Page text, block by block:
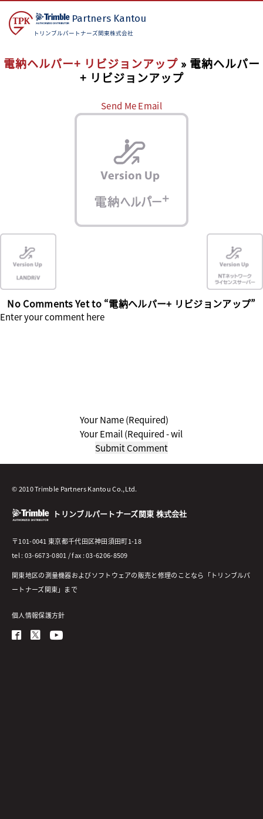
Partners Kantou
トリンブルパートナーズ関東株式会社
電納ヘルパー+ リビジョンアップ» 電納ヘルパー
+ リビジョンアップ
Send Me Email
No Comments Yet to “電納ヘルパー+ リビジョンアップ”
© 2010 Trimble Partners Kantou Co.,Ltd.
トリンブルパートナーズ関東 株式会社
〒101-0041 東京都千代田区神田須田町1-18
tel : 03-6673-0801 / fax : 03-6206-8509
関東地区の測量機器およびソフトウェアの販売と修理のことなら「トリンブルパ
ートナーズ関東」まで
個人情報保護方針